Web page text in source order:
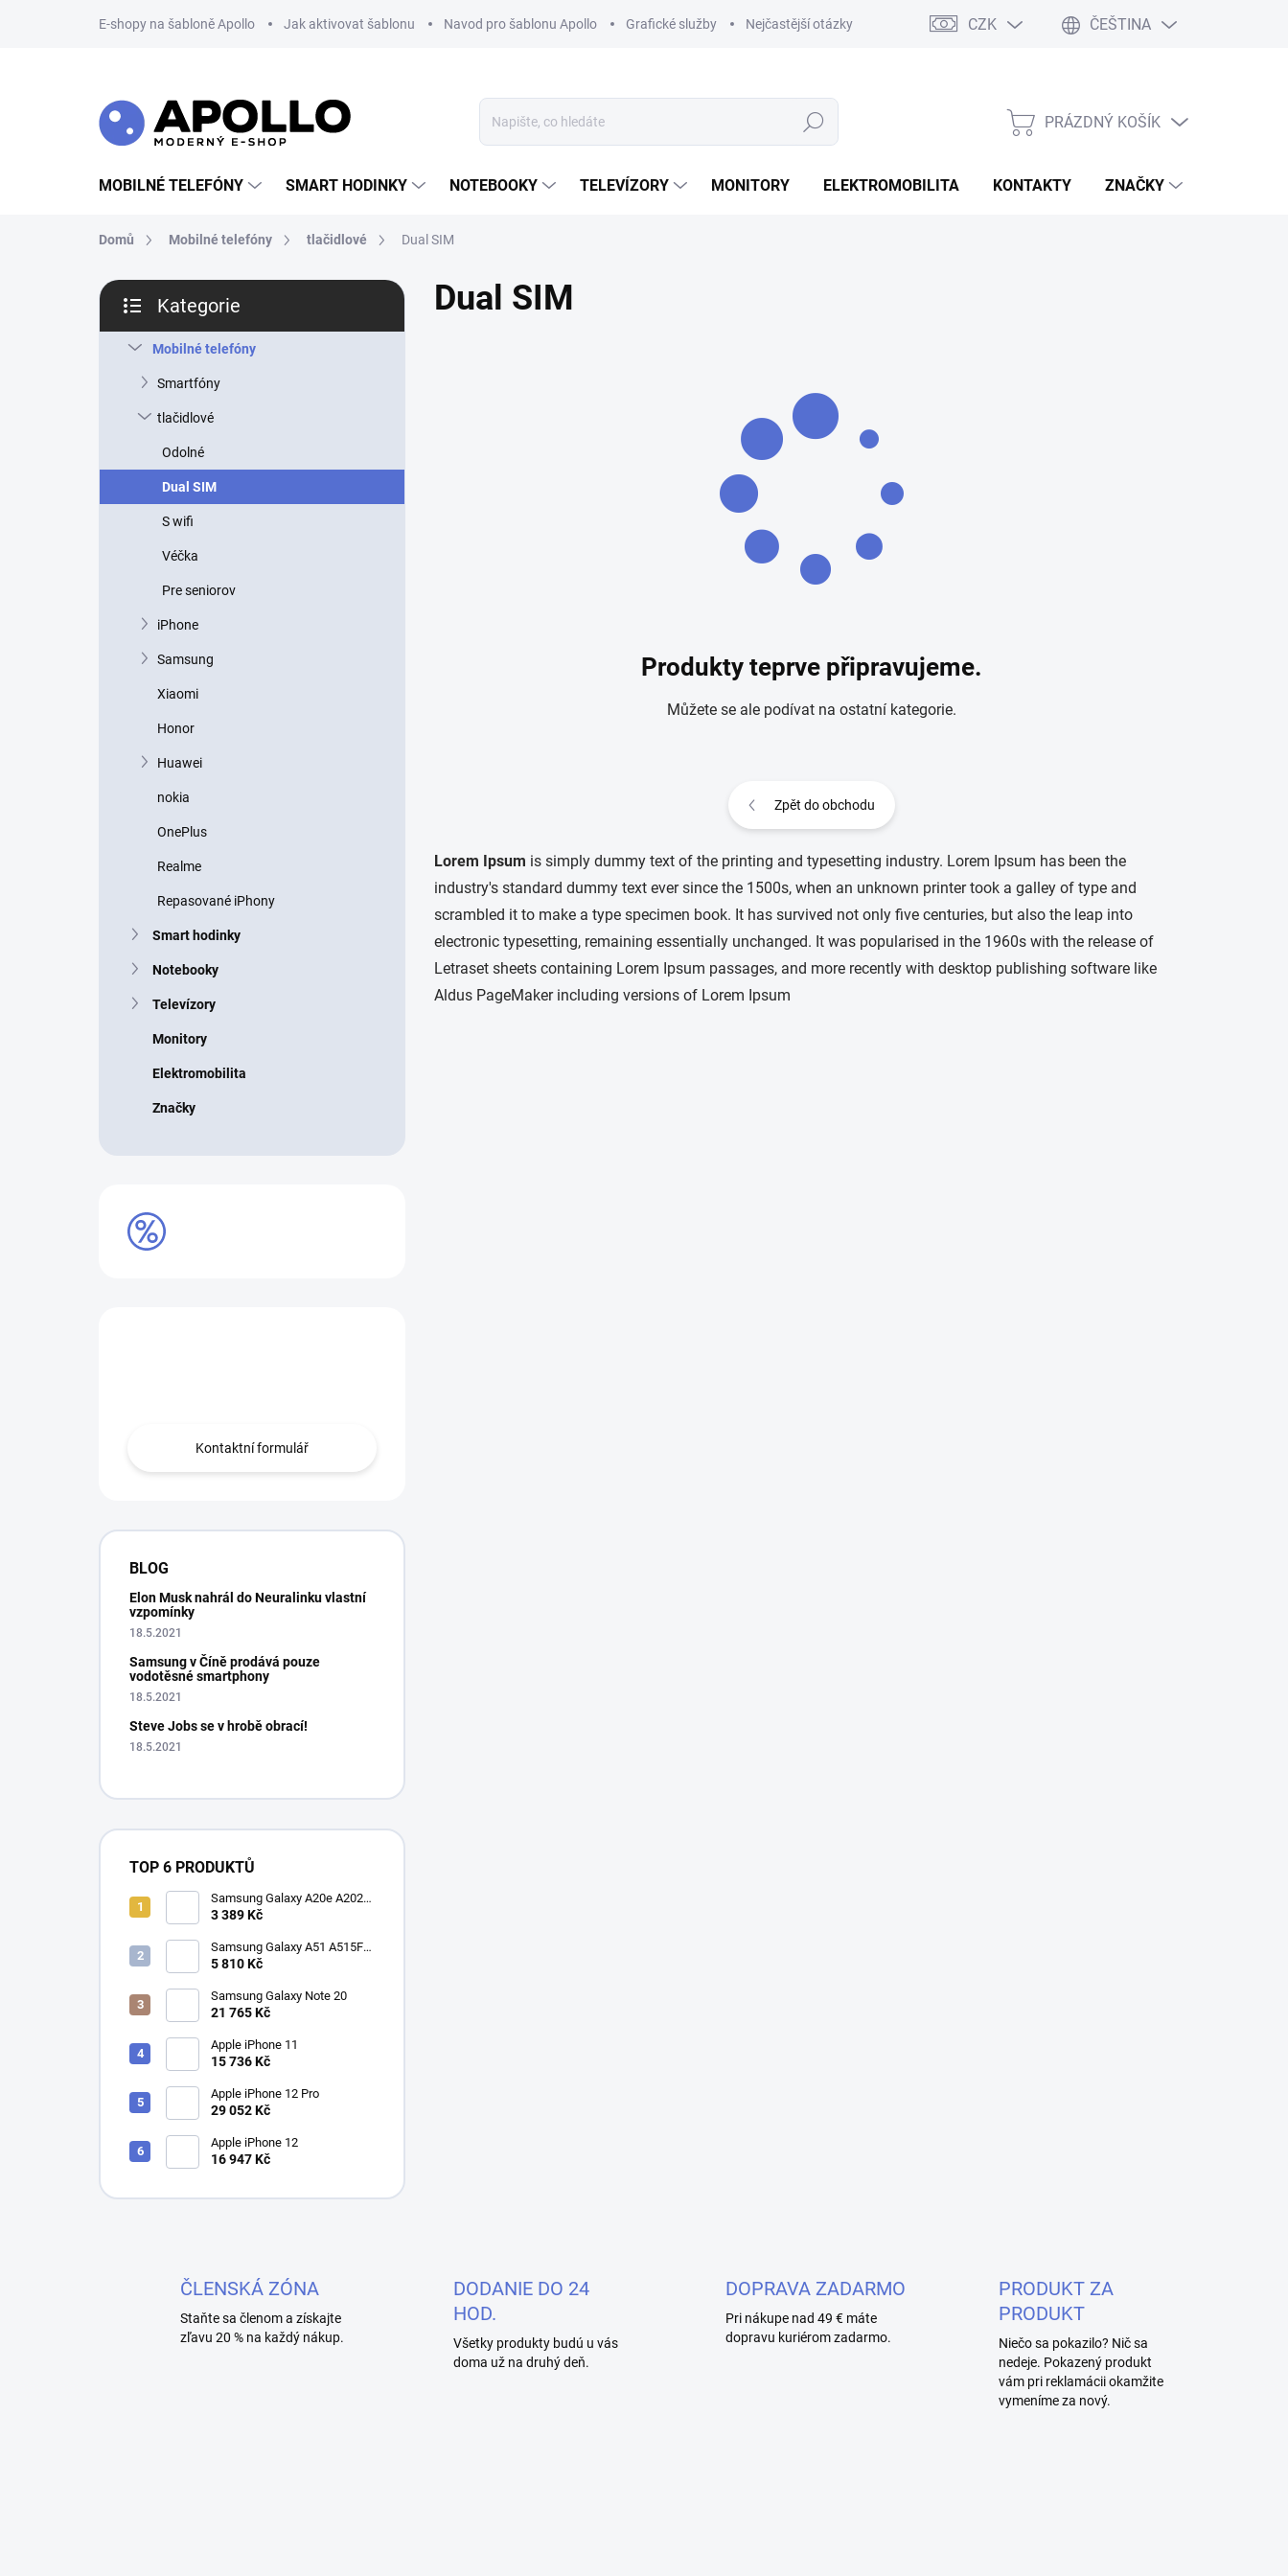
E-shopy na šabloně Apollo Jak aktivovat šablonu Navod pro šablonu Apollo Grafické služby Nejčastější otázky Rozmery bannerov Obchodné podmienky
CZK ČEŠTINA
Hledat
NÁKUPNÍ
PRÁZDNÝ KOŠÍK
MOBILNÉ TELEFÓNY SMART HODINKY NOTEBOOKY TELEVÍZORY MONITORY ELEKTROMOBILITA KONTAKTY ZNAČKY
Domů Mobilné telefóny tlačidlové Dual SIM
P
s
a
kategorie
Kategorie
Mobilné telefóny
Smartfóny
tlačidlové
Odolné
Dual SIM
S wifi
Véčka
Pre seniorov
iPhone
Samsung
Xiaomi
Honor
Huawei
nokia
OnePlus
Realme
Repasované iPhony
Smart hodinky
Notebooky
Televízory
Monitory
Elektromobilita
Značky
Kontaktní formulář
BLOG
Elon Musk nahrál do Neuralinku vlastní
vzpomínky
18.5.2021
Samsung v Číně prodává pouze
vodotěsné smartphony
18.5.2021
Steve Jobs se v hrobě obrací!
18.5.2021
TOP 6 PRODUKTŮ
Samsung Galaxy A20e A202F
Dual SIM
3 389 Kč
Samsung Galaxy A51 A515F
Dual SIM
5 810 Kč
Samsung Galaxy Note 20
21 765 Kč
Apple iPhone 11
15 736 Kč
Apple iPhone 12 Pro
29 052 Kč
Apple iPhone 12
16 947 Kč
Dual SIM
Produkty teprve připravujeme.
Můžete se ale podívat na ostatní kategorie.
Zpět do obchodu
Lorem Ipsum is simply dummy text of the printing and typesetting industry. Lorem Ipsum has been the
industry's standard dummy text ever since the 1500s, when an unknown printer took a galley of type and
scrambled it to make a type specimen book. It has survived not only five centuries, but also the leap into
electronic typesetting, remaining essentially unchanged. It was popularised in the 1960s with the release of
Letraset sheets containing Lorem Ipsum passages, and more recently with desktop publishing software like
Aldus PageMaker including versions of Lorem Ipsum
ČLENSKÁ ZÓNA
Staňte sa členom a získajte
zľavu 20 % na každý nákup.
DODANIE DO 24
HOD.
Všetky produkty budú u vás
doma už na druhý deň.
DOPRAVA ZADARMO
Pri nákupe nad 49 € máte
dopravu kuriérom zadarmo.
PRODUKT ZA
PRODUKT
Niečo sa pokazilo? Nič sa
nedeje. Pokazený produkt
vám pri reklamácii okamžite
vymeníme za nový.